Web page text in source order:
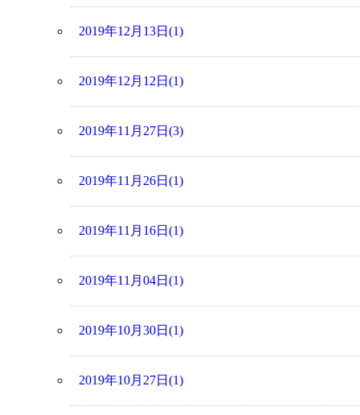
2019年12月13日(1)
2019年12月12日(1)
2019年11月27日(3)
2019年11月26日(1)
2019年11月16日(1)
2019年11月04日(1)
2019年10月30日(1)
2019年10月27日(1)